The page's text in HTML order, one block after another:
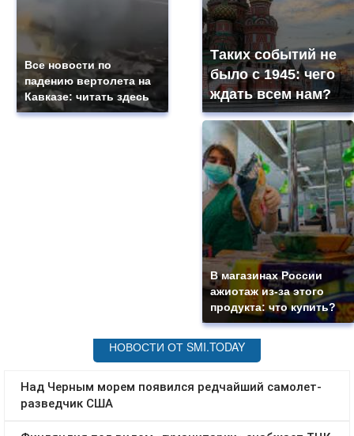
Все новости по
падению вертолета на
Кавказе: читать здесь
Таких событий не
было с 1945: чего
ждать всем нам?
В магазинах России
ажиотаж из-за этого
продукта: что купить?